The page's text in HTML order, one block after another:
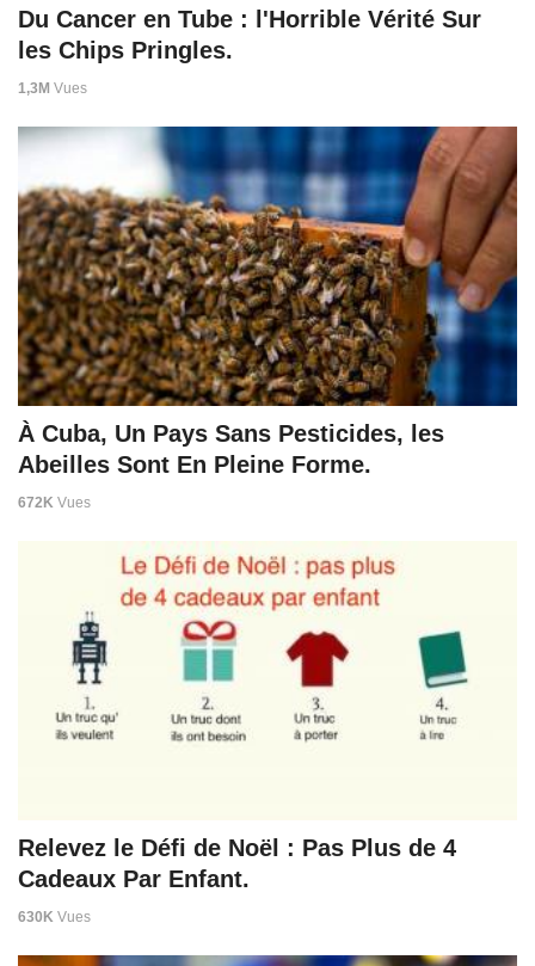
Du Cancer en Tube : l'Horrible Vérité Sur
les Chips Pringles.
1,3M Vues
À Cuba, Un Pays Sans Pesticides, les
Abeilles Sont En Pleine Forme.
672K Vues
Relevez le Défi de Noël : Pas Plus de 4
Cadeaux Par Enfant.
630K Vues